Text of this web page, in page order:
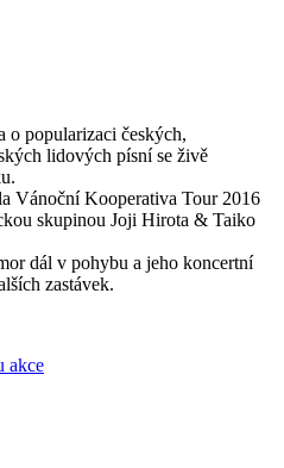
o popularizaci českých,
lidových písní se živě
Vánoční Kooperativa Tour 2016
skupinou Joji Hirota & Taiko
dál v pohybu a jeho koncertní
zastávek.
akce